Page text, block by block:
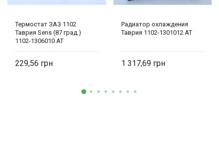
Термостат ЗАЗ 1102
Таврия Sens (87 град.)
1102-1306010 AT
229,56
Радиатор охлаждения
Таврия 1102-1301012 AT
1 317,69